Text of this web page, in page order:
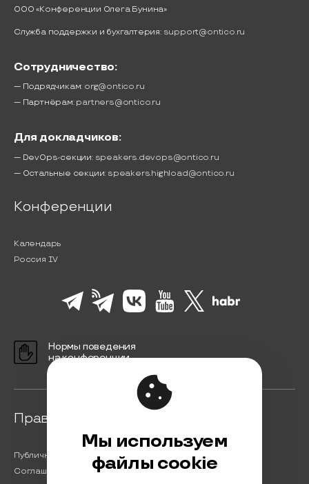
ООО «Конференции Олега Бунина»
Служба поддержки и бухгалтерия: support@ontico.ru
Сотрудничество:
— Подрядчикам: org@ontico.ru
— Партнёрам: partners@ontico.ru
Для докладчиков:
— DevOps-секции: speakers.devops@ontico.ru
— Остальные секции: speakers.highload@ontico.ru
Конференции
Календарь
Россия IV
Нормы поведения
на конференции
Правовая информация
Публичная оферта
Соглашение на обработку персональных данных
Мы используем
файлы cookie